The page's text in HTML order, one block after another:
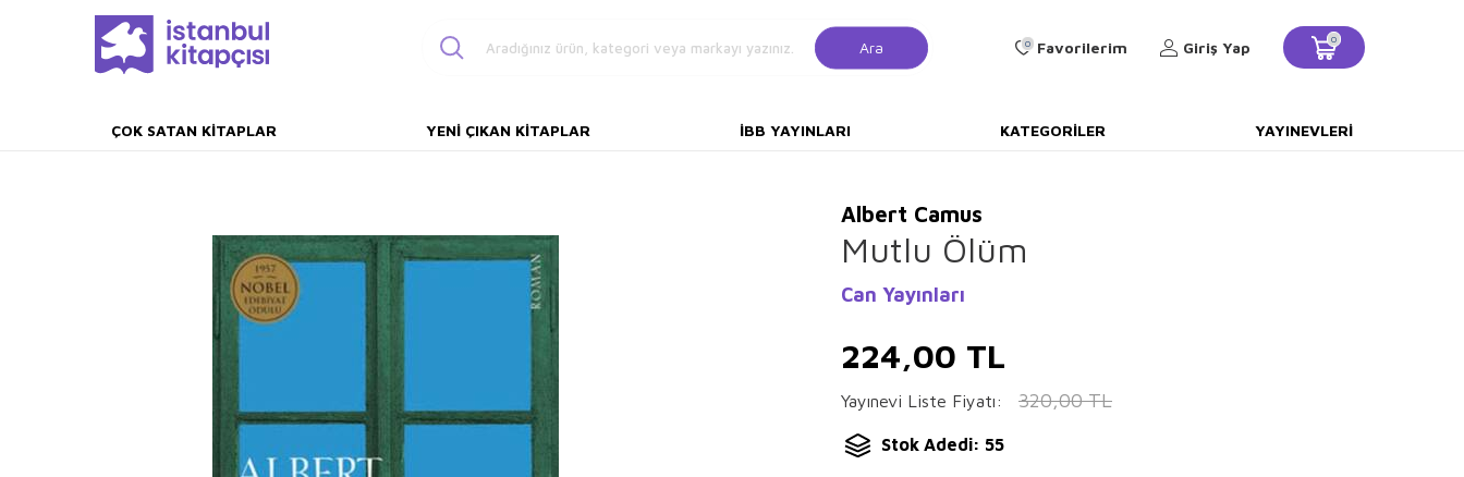
Ara 0 Favorilerim Giriş Yap 0
ÇOK SATAN KITAPLAR YENI ÇIKAN KITAPLAR İBB YAYINLARI KATEGORILER YAYINEVLERI
Albert Camus
Mutlu Ölüm
Can Yayınları
224,00 TL
Yayınevi Liste Fiyatı: 320,00TL
Stok Adedi: 55